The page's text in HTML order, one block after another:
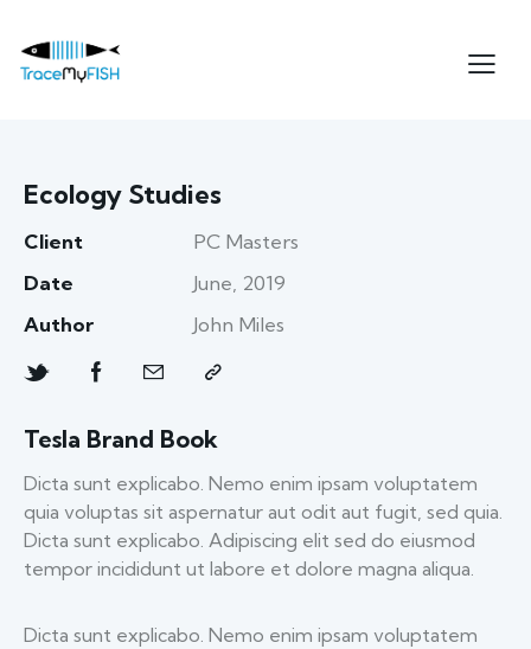
Ecology Studies
Client
PC Masters
Date
June, 2019
Author
John Miles
Tesla Brand Book
Dicta sunt explicabo. Nemo enim ipsam voluptatem
quia voluptas sit aspernatur aut odit aut fugit, sed quia.
Dicta sunt explicabo. Adipiscing elit sed do eiusmod
tempor incididunt ut labore et dolore magna aliqua.
Dicta sunt explicabo. Nemo enim ipsam voluptatem